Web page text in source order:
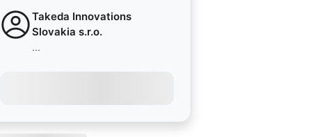
Takeda Innovations
Slovakia s.r.o.
...